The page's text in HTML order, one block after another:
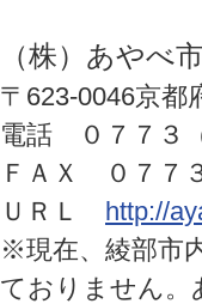
（株）あやべ
〒623-0046京都
電話 ０７７
ＦＡＸ ０７７
ＵＲＬ http://
※現在、綾部市
ておりません。